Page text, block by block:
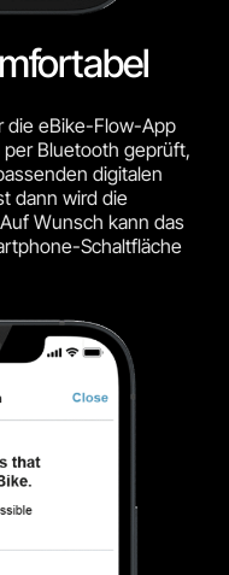
die eBike-Flow-App
Bluetooth geprüft,
digitalen
dann wird die
Wunsch kann das
Schaltfläche